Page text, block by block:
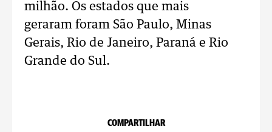
milhão. Os estados que mais
geraram foram São Paulo, Minas
Gerais, Rio de Janeiro, Paraná e Rio
Grande do Sul.
COMPARTILHAR